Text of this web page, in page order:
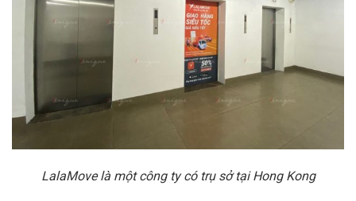
LalaMove là một công ty có trụ sở tại Hong Kong